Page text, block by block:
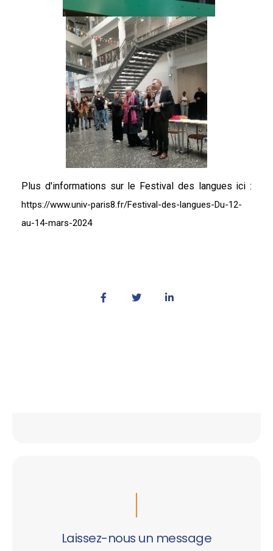
Plus d'informations sur le Festival des langues ici :
https://www.univ-paris8.fr/Festival-des-langues-Du-12-
au-14-mars-2024
Laissez-nous un message